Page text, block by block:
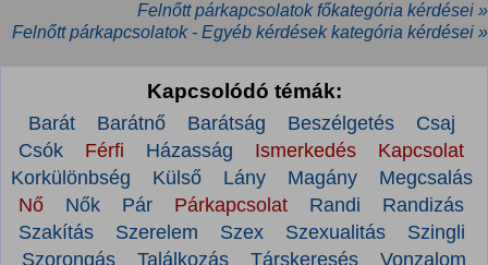
Felnőtt párkapcsolatok főkategória kérdései »
Felnőtt párkapcsolatok - Egyéb kérdések kategória kérdései »
Kapcsolódó témák:
Barát Barátnő Barátság Beszélgetés
Csaj
Csók
Férfi Házasság Ismerkedés
Kapcsolat
Korkülönbség
Külső Lány Magány
Megcsalás
Nő
Nők Pár Párkapcsolat Randi
Randizás
Szakítás
Szerelem Szex Szexualitás
Szingli
Szorongás
Találkozás Társkeresés Vonzalom